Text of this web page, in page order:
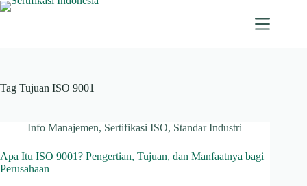
Skip
Tag Tujuan ISO 9001
Info Manajemen, Sertifikasi ISO, Standar Industri
Apa Itu ISO 9001? Pengertian, Tujuan, dan Manfaatnya bagi
Perusahaan